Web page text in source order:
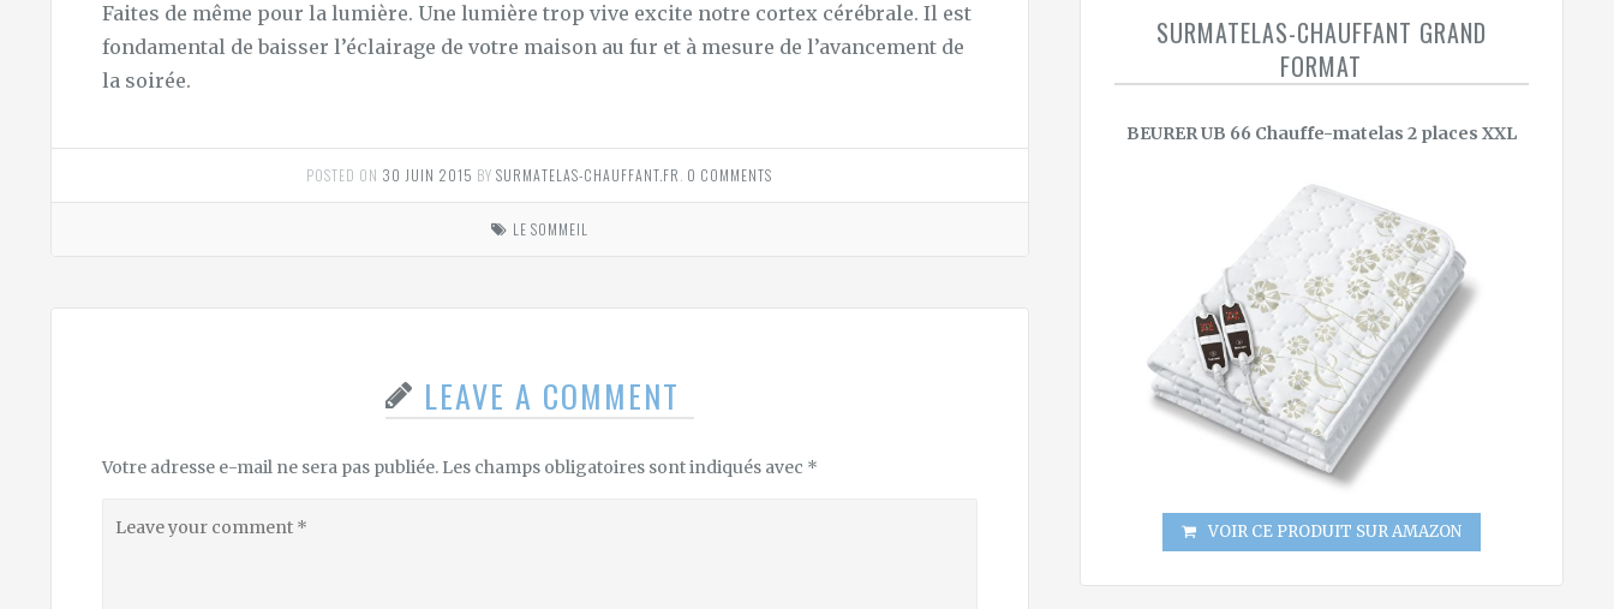
Faites de même pour la lumière. Une lumière trop vive excite notre cortex cérébrale. Il est
fondamental de baisser l’éclairage de votre maison au fur et à mesure de l’avancement de
la soirée.
POSTED ON 30 JUIN 2015 BYSURMATELAS-CHAUFFANT.FR 0 COMMENTS
LE SOMMEIL
LEAVE A COMMENT
Votre adresse e-mail ne sera pas publiée. Les champs obligatoires sont indiqués avec *
your
SURMATELAS-CHAUFFANT GRAND
FORMAT
BEURER UB 66 Chauffe-matelas 2 places XXL
VOIR CE PRODUIT SUR AMAZON